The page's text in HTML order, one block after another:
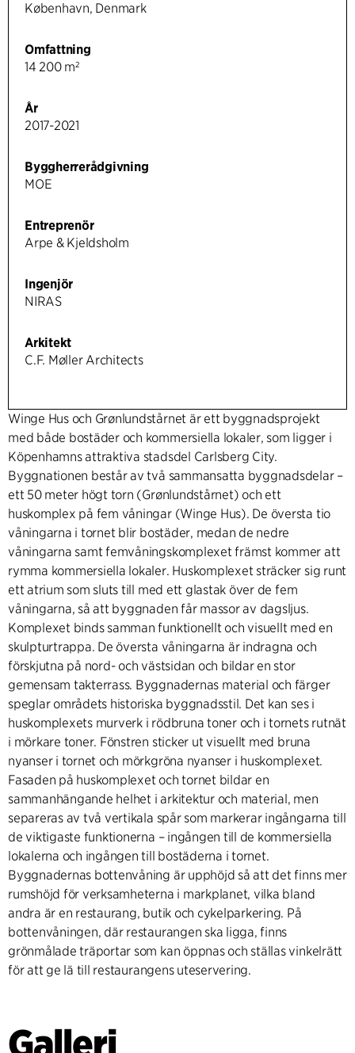
København, Denmark
Omfattning
14 200 m²
År
2017-2021
Byggherrerådgivning
MOE
Entreprenör
Arpe & Kjeldsholm
Ingenjör
NIRAS
Arkitekt
C.F. Møller Architects
Winge Hus och Grønlundstårnet är ett byggnadsprojekt
med både bostäder och kommersiella lokaler, som ligger i
Köpenhamns attraktiva stadsdel Carlsberg City.
Byggnationen består av två sammansatta byggnadsdelar –
ett 50 meter högt torn (Grønlundstårnet) och ett
huskomplex på fem våningar (Winge Hus). De översta tio
våningarna i tornet blir bostäder, medan de nedre
våningarna samt femvåningskomplexet främst kommer att
rymma kommersiella lokaler. Huskomplexet sträcker sig runt
ett atrium som sluts till med ett glastak över de fem
våningarna, så att byggnaden får massor av dagsljus.
Komplexet binds samman funktionellt och visuellt med en
skulpturtrappa. De översta våningarna är indragna och
förskjutna på nord- och västsidan och bildar en stor
gemensam takterrass. Byggnadernas material och färger
speglar områdets historiska byggnadsstil. Det kan ses i
huskomplexets murverk i rödbruna toner och i tornets rutnät
i mörkare toner. Fönstren sticker ut visuellt med bruna
nyanser i tornet och mörkgröna nyanser i huskomplexet.
Fasaden på huskomplexet och tornet bildar en
sammanhängande helhet i arkitektur och material, men
separeras av två vertikala spår som markerar ingångarna till
de viktigaste funktionerna – ingången till de kommersiella
lokalerna och ingången till bostäderna i tornet.
Byggnadernas bottenvåning är upphöjd så att det finns mer
rumshöjd för verksamheterna i markplanet, vilka bland
andra är en restaurang, butik och cykelparkering. På
bottenvåningen, där restaurangen ska ligga, finns
grönmålade träportar som kan öppnas och ställas vinkelrätt
för att ge lä till restaurangens uteservering.